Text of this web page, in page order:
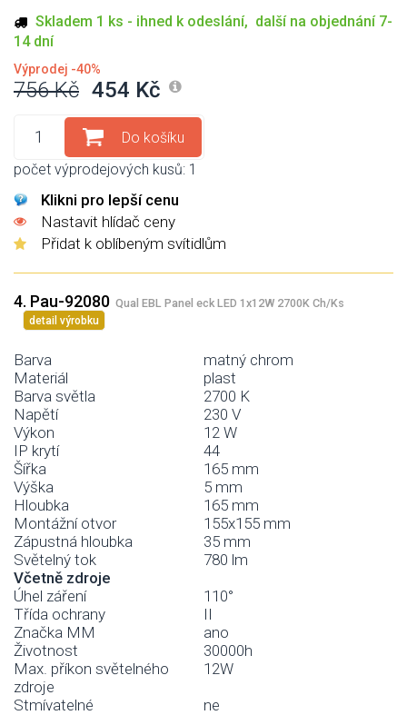
Skladem 1 ks - ihned k odeslání, další na objednání 7-
14 dní
Výprodej -40%
756 Kč 454 Kč
Do košíku
počet výprodejových kusů: 1
Klikni pro lepší cenu
Nastavit hlídač ceny
Přidat k oblíbeným svítidlům
4. Pau-92080 Qual EBL Panel eck LED 1x12W 2700K Ch/Ks
detail výrobku
Barva
matný chrom
Materiál
plast
Barva světla
2700 K
Napětí
230 V
Výkon
12 W
IP krytí
44
Šířka
165 mm
Výška
5 mm
Hloubka
165 mm
Montážní otvor
155x155 mm
Zápustná hloubka
35 mm
Světelný tok
780 lm
Včetně zdroje
Úhel záření
110°
Třída ochrany
II
Značka MM
ano
Životnost
30000h
Max. příkon světelného
zdroje
12W
Stmívatelné
ne